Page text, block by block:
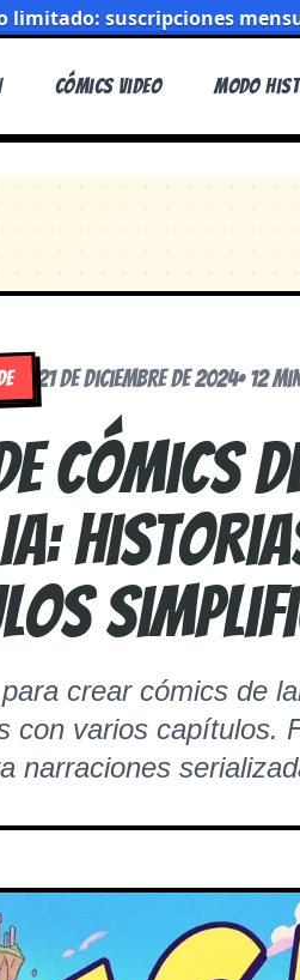
limitado: suscripciones
Cómics Video Modo
21 de diciembre de 2024•12
cómics
crear cómics de
con varios capítulos.
narraciones